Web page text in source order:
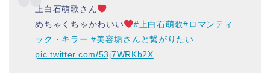
上白石萌歌さん
めちゃくちゃかわいい
#上白石萌歌#ロマンティ
ック・キラー #美容垢さんと繋がりたい
pic.twitter.com/53j7WRKb2X